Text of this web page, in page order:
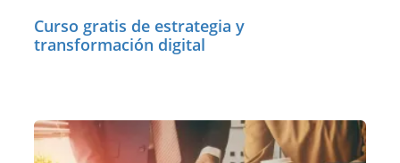
Curso gratis de estrategia y
transformación digital